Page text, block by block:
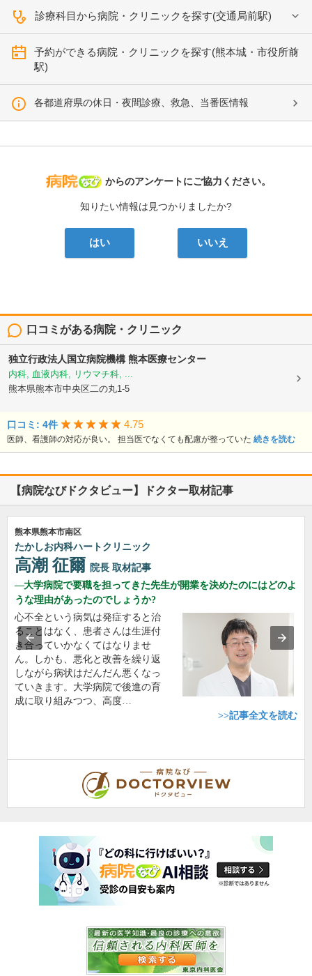
診療科目から病院・クリニックを探す(交通局前駅)
予約ができる病院・クリニックを探す(熊本城・市役所前
駅)
各都道府県の休日・夜間診療、救急、当番医情報
病院なび
からのアンケートにご協力ください。
知りたい情報は見つかりましたか?
はい いいえ
口コミがある病院・クリニック
独立行政法人国立病院機構熊本医療センター
内科, 血液内科, リウマチ科, ...
熊本県熊本市中央区二の丸1-5
口コミ: 4件 4.75
医師、看護師の対応が良い。 担当医でなくても配慮が整っていた 続きを読む
【病院なびドクタビュー】ドクター取材記事
熊本県熊本市南区
たかしお内科ハートクリニック
高潮 征爾 院長 取材記事
大学病院で要職を担ってきた先生が開業を決めたのにはどのよ
うな理由があったのでしょうか?
心不全という病気は発症すると治
ることはなく、患者さんは生涯付
き合っていかなくてはなりませ
ん。しかも、悪化と改善を繰り返
しながら病状はだんだん悪くなっ
ていきます。大学病院で後進の育
成に取り組みつつ、高度…
>>記事全文を読む